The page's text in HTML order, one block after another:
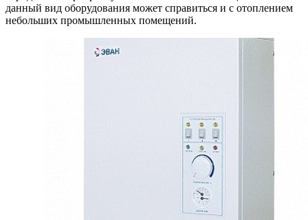
данный вид оборудования может справиться и с отоплением
небольших промышленных помещений.